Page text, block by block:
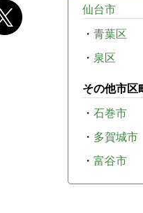
仙台市
・ 青葉区
・ 泉区
その他市区
・ 石巻市
・ 多賀城市
・ 富谷市